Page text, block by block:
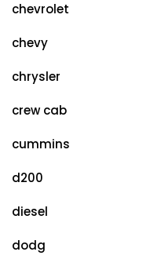
chevrolet
chevy
chrysler
crew cab
cummins
d200
diesel
dodg